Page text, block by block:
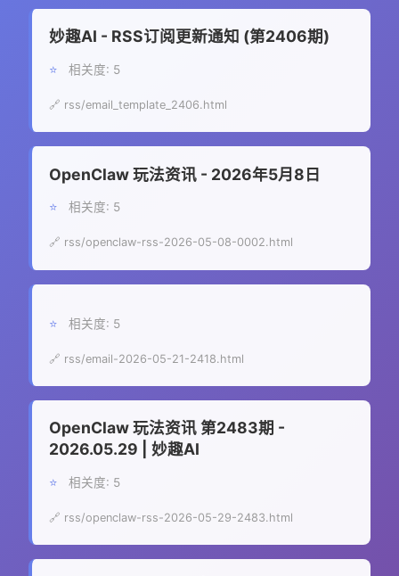
妙趣AI - RSS订阅更新通知 (第2406期)
⭐ 相关度: 5
🔗 rss/email_template_2406.html
OpenClaw 玩法资讯 - 2026年5月8日
⭐ 相关度: 5
🔗 rss/openclaw-rss-2026-05-08-0002.html
⭐ 相关度: 5
🔗 rss/email-2026-05-21-2418.html
OpenClaw 玩法资讯 第2483期 -
2026.05.29 | 妙趣AI
⭐ 相关度: 5
🔗 rss/openclaw-rss-2026-05-29-2483.html